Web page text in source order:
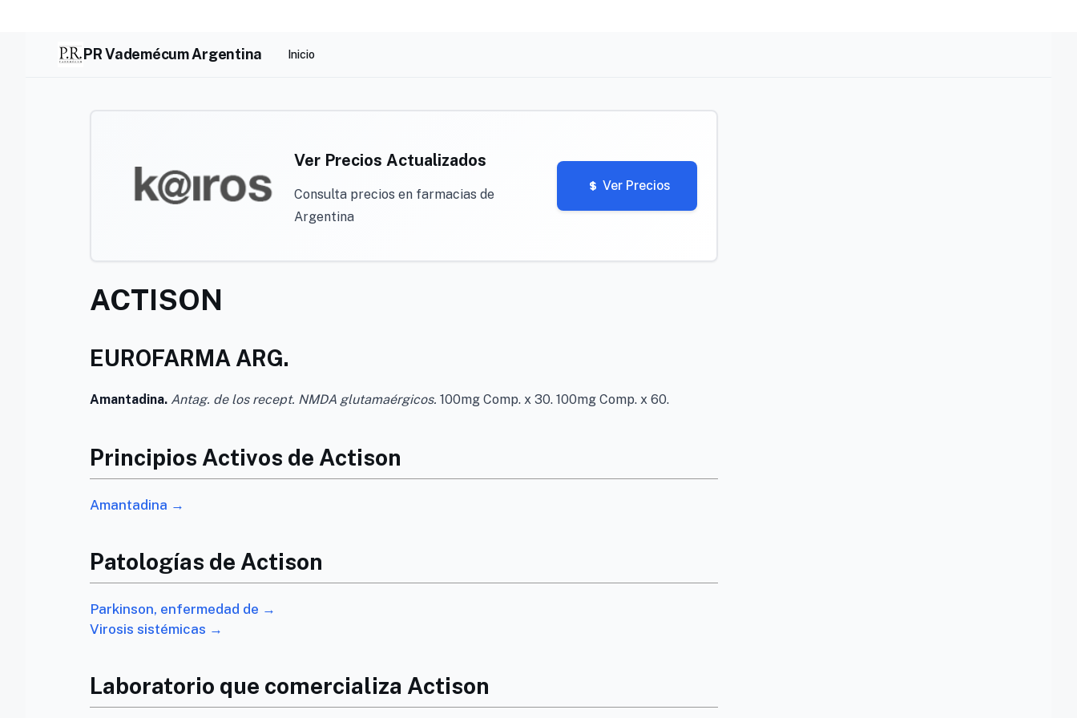
PR Vademécum Argentina Inicio
Ver Precios Actualizados
Consulta precios en farmacias de
Argentina
Ver Precios
ACTISON
EUROFARMA ARG.
Amantadina. Antag. de los recept. NMDA glutamaérgicos. 100mg Comp. x 30. 100mg Comp. x 60.
Principios Activos de Actison
Amantadina →
Patologías de Actison
Parkinson, enfermedad de →
Virosis sistémicas →
Laboratorio que comercializa Actison